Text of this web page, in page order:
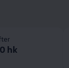
hk